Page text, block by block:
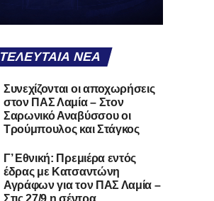
ΤΕΛΕΥΤΑΊΑ ΝΈΑ
Συνεχίζονται οι αποχωρήσεις
στον ΠΑΣ Λαμία – Στον
Σαρωνικό Αναβύσσου οι
Τρούμπουλος και Στάγκος
Γ’ Εθνική: Πρεμιέρα εντός
έδρας με Κατσαντώνη
Αγράφων για τον ΠΑΣ Λαμία –